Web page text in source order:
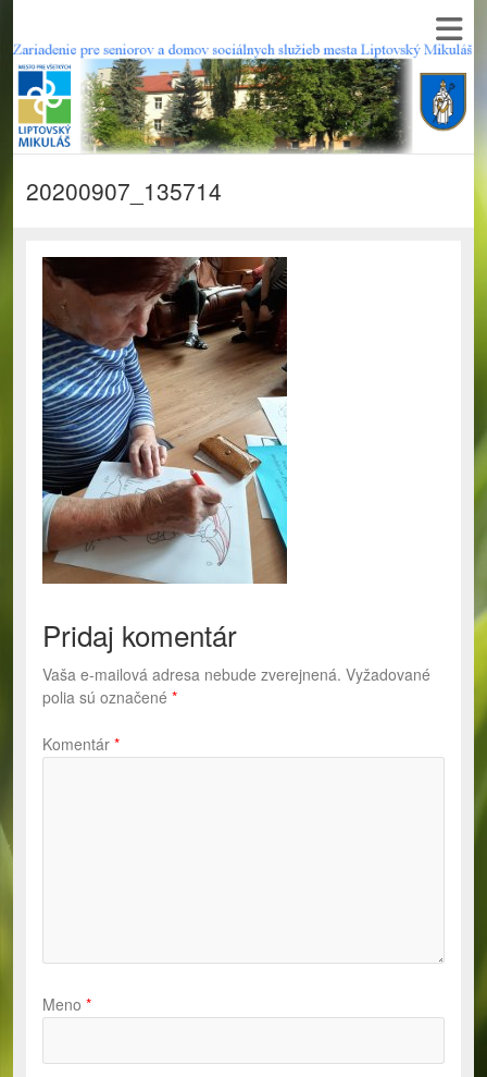
20200907_135714
Pridaj komentár
Vaša e-mailová adresa nebude zverejnená. Vyžadované
polia sú označené *
Komentár *
Meno *